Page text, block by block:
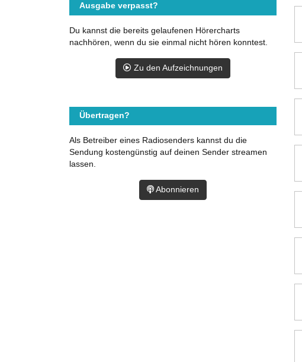
Ausgabe verpasst?
Du kannst die bereits gelaufenen Hörercharts
nachhören, wenn du sie einmal nicht hören konntest.
Zu den Aufzeichnungen
Übertragen?
Als Betreiber eines Radiosenders kannst du die
Sendung kostengünstig auf deinen Sender streamen
lassen.
Abonnieren